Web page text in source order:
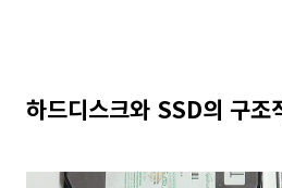
하드디스크와 SSD의 구조